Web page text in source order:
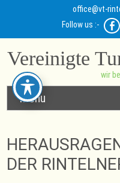
office@vt-
Follow us :-
Vereinigte
wir
Menu
DER